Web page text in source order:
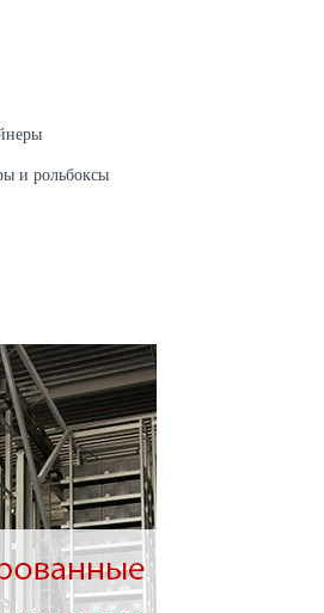
и рольбоксы